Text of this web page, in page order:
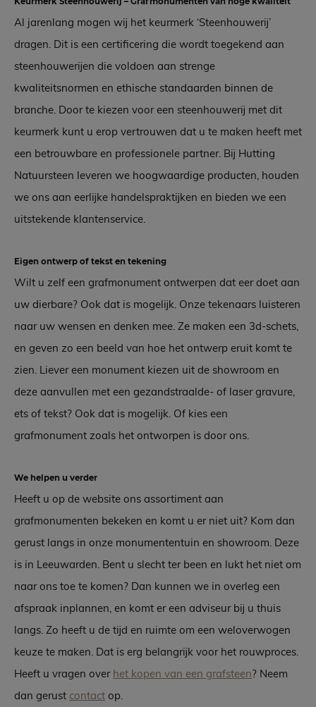
Al jarenlang mogen wij het keurmerk ‘Steenhouwerij’
dragen. Dit is een certificering die wordt toegekend aan
steenhouwerijen die voldoen aan strenge
kwaliteitsnormen en ethische standaarden binnen de
branche. Door te kiezen voor een steenhouwerij met dit
keurmerk kunt u erop vertrouwen dat u te maken heeft met
een betrouwbare en professionele partner. Bij Hutting
Natuursteen leveren we hoogwaardige producten, houden
we ons aan eerlijke handelspraktijken en bieden we een
uitstekende klantenservice.
Eigen ontwerp of tekst en tekening
Wilt u zelf een grafmonument ontwerpen dat eer doet aan
uw dierbare? Ook dat is mogelijk. Onze tekenaars luisteren
naar uw wensen en denken mee. Ze maken een 3d-schets,
en geven zo een beeld van hoe het ontwerp eruit komt te
zien. Liever een monument kiezen uit de showroom en
deze aanvullen met een gezandstraalde- of laser gravure,
ets of tekst? Ook dat is mogelijk. Of kies een
grafmonument zoals het ontworpen is door ons.
We helpen u verder
Heeft u op de website ons assortiment aan
grafmonumenten bekeken en komt u er niet uit? Kom dan
gerust langs in onze monumententuin en showroom. Deze
is in Leeuwarden. Bent u slecht ter been en lukt het niet om
naar ons toe te komen? Dan kunnen we in overleg een
afspraak inplannen, en komt er een adviseur bij u thuis
langs. Zo heeft u de tijd en ruimte om een weloverwogen
keuze te maken. Dat is erg belangrijk voor het rouwproces.
Heeft u vragen over het kopen van een grafsteen? Neem
dan gerust contact op.